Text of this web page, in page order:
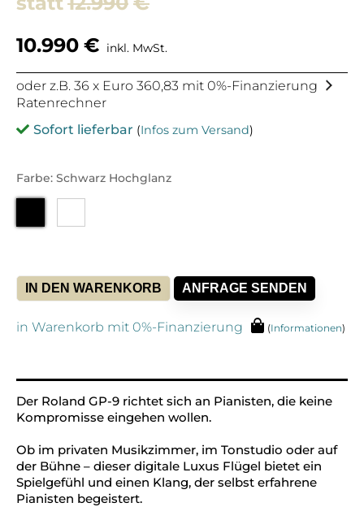
10.990 € inkl. MwSt.
oder z.B. 36 x Euro 360,83 mit 0%-Finanzierung
Ratenrechner
Sofort lieferbar (Infos zum Versand)
Farbe: Schwarz Hochglanz
IN DEN WARENKORB ANFRAGE SENDEN
in Warenkorb mit 0%-Finanzierung (Informationen)
Der Roland GP-9 richtet sich an Pianisten, die keine
Kompromisse eingehen wollen.
Ob im privaten Musikzimmer, im Tonstudio oder auf
der Bühne – dieser digitale Luxus Flügel bietet ein
Spielgefühl und einen Klang, der selbst erfahrene
Pianisten begeistert.